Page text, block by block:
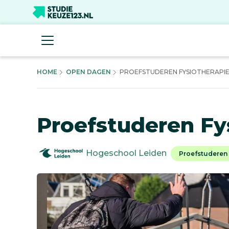
HOME OPEN DAGEN PROEFSTUDEREN FYSIOTHERAPIE
Proefstuderen
Hogeschool Leiden Proefstuderen